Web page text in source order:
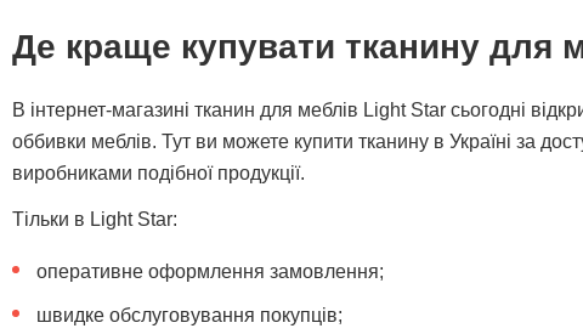
Де краще купувати тканину для
В інтернет-магазині тканин для меблів Light Star сьогодні
оббивки меблів. Тут ви можете купити тканину в Україні за
виробниками подібної продукції.
Тільки в Light Star:
оперативне оформлення замовлення;
швидке обслуговування покупців;